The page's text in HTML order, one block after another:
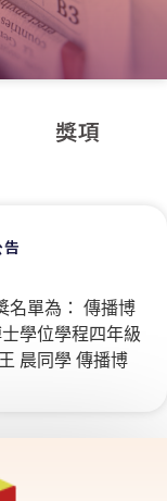
獎項
名單為： 傳播博
學位學程四年級
晨同學 傳播博